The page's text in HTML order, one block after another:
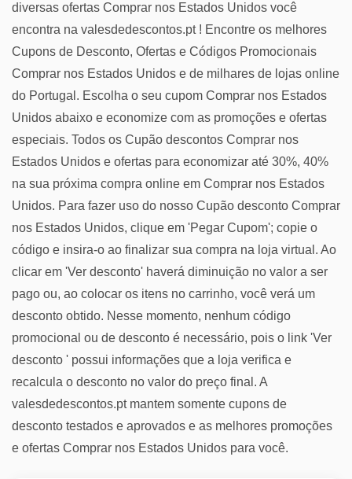
diversas ofertas Comprar nos Estados Unidos você
encontra na valesdedescontos.pt ! Encontre os melhores
Cupons de Desconto, Ofertas e Códigos Promocionais
Comprar nos Estados Unidos e de milhares de lojas online
do Portugal. Escolha o seu cupom Comprar nos Estados
Unidos abaixo e economize com as promoções e ofertas
especiais. Todos os Cupão descontos Comprar nos
Estados Unidos e ofertas para economizar até 30%, 40%
na sua próxima compra online em Comprar nos Estados
Unidos. Para fazer uso do nosso Cupão desconto Comprar
nos Estados Unidos, clique em 'Pegar Cupom'; copie o
código e insira-o ao finalizar sua compra na loja virtual. Ao
clicar em 'Ver desconto' haverá diminuição no valor a ser
pago ou, ao colocar os itens no carrinho, você verá um
desconto obtido. Nesse momento, nenhum código
promocional ou de desconto é necessário, pois o link 'Ver
desconto ' possui informações que a loja verifica e
recalcula o desconto no valor do preço final. A
valesdedescontos.pt mantem somente cupons de
desconto testados e aprovados e as melhores promoções
e ofertas Comprar nos Estados Unidos para você.